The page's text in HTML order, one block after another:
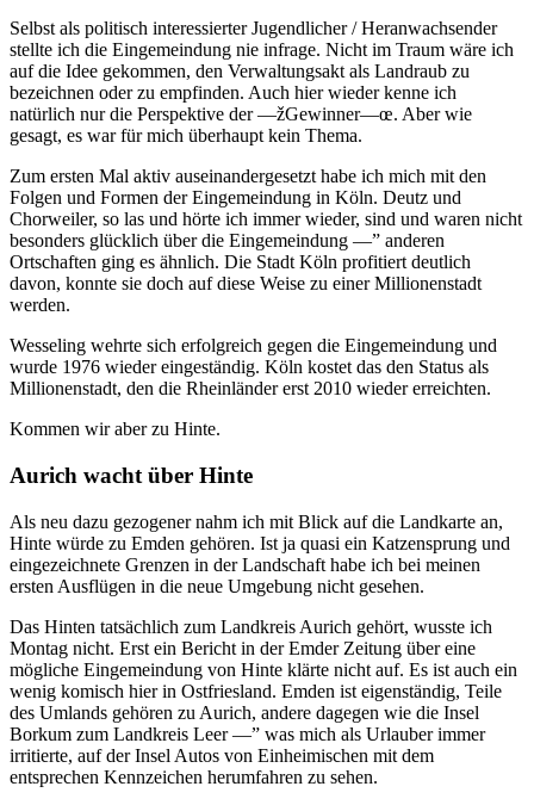
Selbst als politisch interessierter Jugendlicher / Heranwachsender
stellte ich die Eingemeindung nie infrage. Nicht im Traum wäre ich
auf die Idee gekommen, den Verwaltungsakt als Landraub zu
bezeichnen oder zu empfinden. Auch hier wieder kenne ich
natürlich nur die Perspektive der —žGewinner—œ. Aber wie
gesagt, es war für mich überhaupt kein Thema.
Zum ersten Mal aktiv auseinandergesetzt habe ich mich mit den
Folgen und Formen der Eingemeindung in Köln. Deutz und
Chorweiler, so las und hörte ich immer wieder, sind und waren nicht
besonders glücklich über die Eingemeindung —” anderen
Ortschaften ging es ähnlich. Die Stadt Köln profitiert deutlich
davon, konnte sie doch auf diese Weise zu einer Millionenstadt
werden.
Wesseling wehrte sich erfolgreich gegen die Eingemeindung und
wurde 1976 wieder eingeständig. Köln kostet das den Status als
Millionenstadt, den die Rheinländer erst 2010 wieder erreichten.
Kommen wir aber zu Hinte.
Aurich wacht über Hinte
Als neu dazu gezogener nahm ich mit Blick auf die Landkarte an,
Hinte würde zu Emden gehören. Ist ja quasi ein Katzensprung und
eingezeichnete Grenzen in der Landschaft habe ich bei meinen
ersten Ausflügen in die neue Umgebung nicht gesehen.
Das Hinten tatsächlich zum Landkreis Aurich gehört, wusste ich
Montag nicht. Erst ein Bericht in der Emder Zeitung über eine
mögliche Eingemeindung von Hinte klärte nicht auf. Es ist auch ein
wenig komisch hier in Ostfriesland. Emden ist eigenständig, Teile
des Umlands gehören zu Aurich, andere dagegen wie die Insel
Borkum zum Landkreis Leer —” was mich als Urlauber immer
irritierte, auf der Insel Autos von Einheimischen mit dem
entsprechen Kennzeichen herumfahren zu sehen.